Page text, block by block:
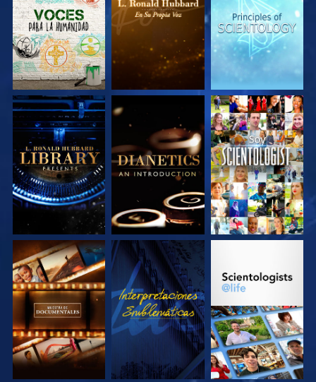
SERIES
SERIES
SERIES
EXPLORA LAS
SERIES
EXPLORA LAS
SERIES
VE
EXPLORA LAS
SERIES
VE
EXPLORA LAS